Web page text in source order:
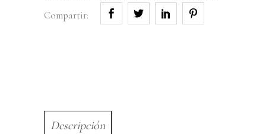
Compartir:
Descripción